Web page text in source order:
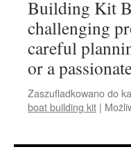
Building Kit
challenging
careful
or a
Zaszufladkowano do
boat building kit |